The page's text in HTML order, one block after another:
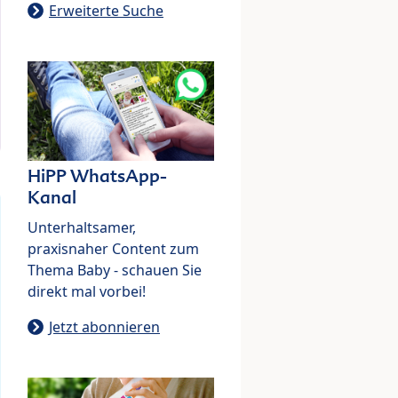
Erweiterte Suche
HiPP WhatsApp-
Kanal
Unterhaltsamer,
praxisnaher Content zum
Thema Baby - schauen Sie
direkt mal vorbei!
Jetzt abonnieren